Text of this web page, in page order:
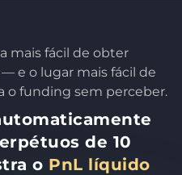
mais fácil de obter
e o lugar mais fácil de
o funding sem perceber.
de 10
o PnL líquido